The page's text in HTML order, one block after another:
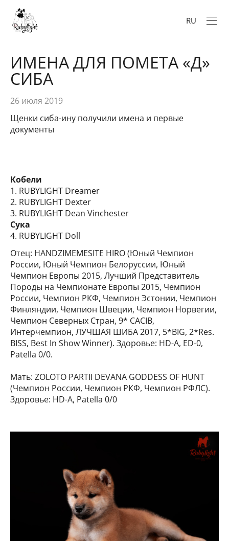
RU
ИМЕНА ДЛЯ ПОМЕТА «Д»
СИБА
26 июля 2019
Щенки сиба-ину получили имена и первые
документы
Кобели
1. RUBYLIGHT Dreamer
2. RUBYLIGHT Dexter
3. RUBYLIGHT Dean Vinchester
Сука
4. RUBYLIGHT Doll
Отец: HANDZIMEMESITE HIRO (Юный Чемпион
России, Юный Чемпион Белоруссии, Юный
Чемпион Европы 2015, Лучший Представитель
Породы на Чемпионате Европы 2015, Чемпион
России, Чемпион РКФ, Чемпион Эстонии, Чемпион
Финляндии, Чемпион Швеции, Чемпион Норвегии,
Чемпион Северных Стран, 9* CACIB,
Интерчемпион, ЛУЧШАЯ ШИБА 2017, 5*BIG, 2*Res.
BISS, Best In Show Winner). Здоровье: HD-A, ED-0,
Рatella 0/0.
Мать: ZOLOTO PARTII DEVANA GODDESS OF HUNT
(Чемпион России, Чемпион РКФ, Чемпион РФЛС).
Здоровье: HD-A, Рatella 0/0